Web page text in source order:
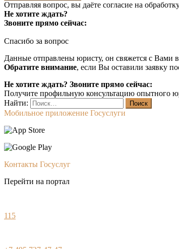
Отправляя вопрос, вы даёте согласие на
Не хотите ждать?
Звоните прямо сейчас:
Спасибо за вопрос
Данные отправлены юристу, он свяжется с Вами
Обратите внимание, если Вы оставили заявку
Не хотите ждать? Звоните прямо сейчас:
Получите профильную консультацию опытного
Найти:
Мобильное приложение Госуслуги
Контакты Госуслуг
Перейти на портал
115